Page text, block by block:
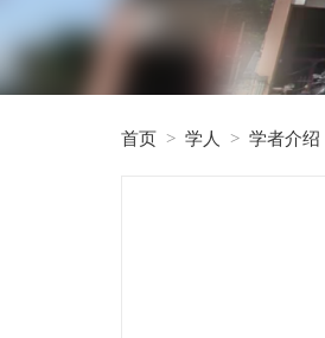
首页 > 学人 > 学者介绍